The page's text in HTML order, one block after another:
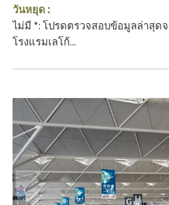
วันหยุด :
ไม่มี *: โปรดตรวจสอบข้อมูลล่าสุดจ
โรงแรมเลโก้...